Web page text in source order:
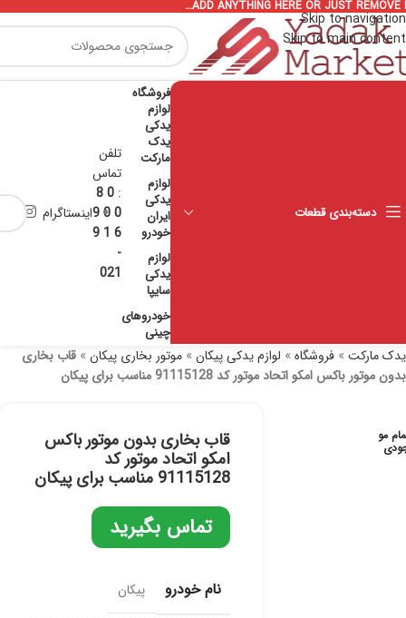
Skip to navigation
Skip to main content
ADD ANYTHING HERE OR JUST REMOVE
دسته‌بندی قطعات
فروشگاه
لوازم
یدکی
یدک
مارکت
لوازم
یدکی
ایران
خودرو
لوازم
یدکی
سایپا
خودروهای
چینی
تلفن
تماس
:
0 8
0 0 9
6 1 9
-
021
اینستاگرام
یدک مارکت» فروشگاه» لوازم یدکی پیکان» موتور بخاری پیکان» قاب بخارى
بدون موتور باکس امکو اتحاد موتور کد 91115128 مناسب برای پیکان
مو قاب بخارى بدون موتور باکس
امکو اتحاد موتور کد
91115128 مناسب برای پیکان
تماس بگیرید
نام خودرو پیکان